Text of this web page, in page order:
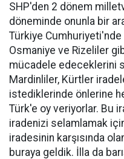
SHP'den 2 dönem
döneminde onunla bir
Türkiye
Osmaniye ve Rizeliler
mücadele edeceklerini
Mardinliler, Kürtler
istediklerinde önlerine
Türk'e oy veriyorlar. Bu
iradenizi selamlamak
iradesinin karşısında
buraya geldik. İlla da